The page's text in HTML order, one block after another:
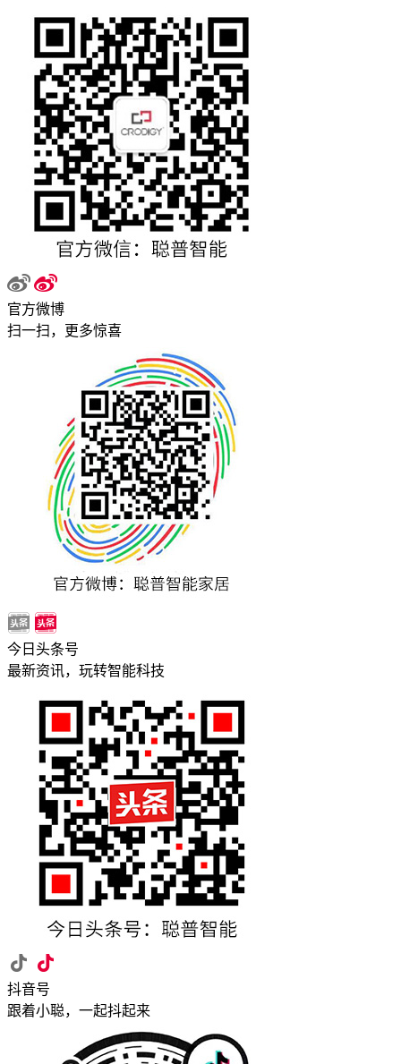
官方微博
扫一扫，更多惊喜
今日头条号
最新资讯，玩转智能科技
抖音号
跟着小聪，一起抖起来